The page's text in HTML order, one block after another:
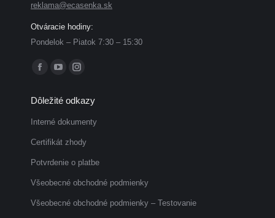
reklama@ecasenka.sk
Otváracie hodiny:
Pondelok – Piatok 7:30 – 15:30
Find us on:
Facebook
opens
in
new
YouTube
opens
in
new
Instagram
opens
in
new
Dôležité odkazy
Interné dokumenty
Certifikát zhody
Potvrdenie o platbe
Všeobecné obchodné podmienky
Všeobecné obchodné podmienky – Testovanie